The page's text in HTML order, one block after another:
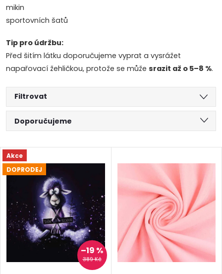
mikin
sportovních šatů
Tip pro údržbu:
Před šitím látku doporučujeme vyprat a vysrážet
napařovací žehličkou, protože se může srazit až o 5–8 %.
Filtrovat
Ř
a
z
e
n
í
Doporučujeme
Nejdražší
Abecedně
V
ý
p
i
s
Akce
DOPRODEJ
389 Kč
–19 %